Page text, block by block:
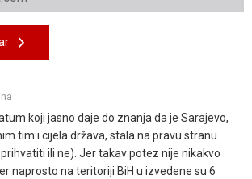
koji jasno daje do znanja da je Sarajevo,
tim i cijela država, stala na pravu stranu
ili ne). Jer takav potez nije nikakvo
naprosto na teritoriji BiH u izvedene su 6